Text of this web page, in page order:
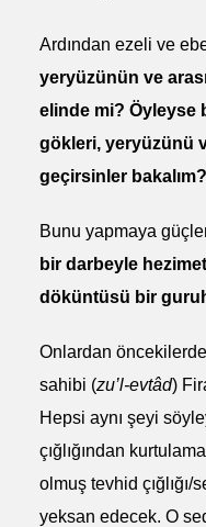
Ardından ezeli ve
yeryüzünün ve
elinde mi? Öyleyse
gökleri, yeryüzünü
geçirsinler
Bunu yapmaya
bir darbeyle
döküntüsü bir
Onlardan
sahibi (zu’l-evtâd)
Hepsi aynı şeyi
çığlığından
olmuş tevhid çığlığı/
yeksan edecek. O